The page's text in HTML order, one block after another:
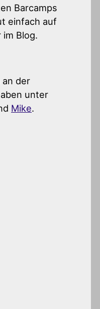
Barcamps
einfach auf
im Blog.
der
unter
Mike.